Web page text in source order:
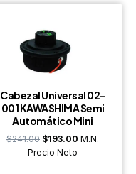
Cabezal Universal 02-
001 KAWASHIMA Semi
Automático Mini
$241.00 $193.00 M.N.
Precio Neto